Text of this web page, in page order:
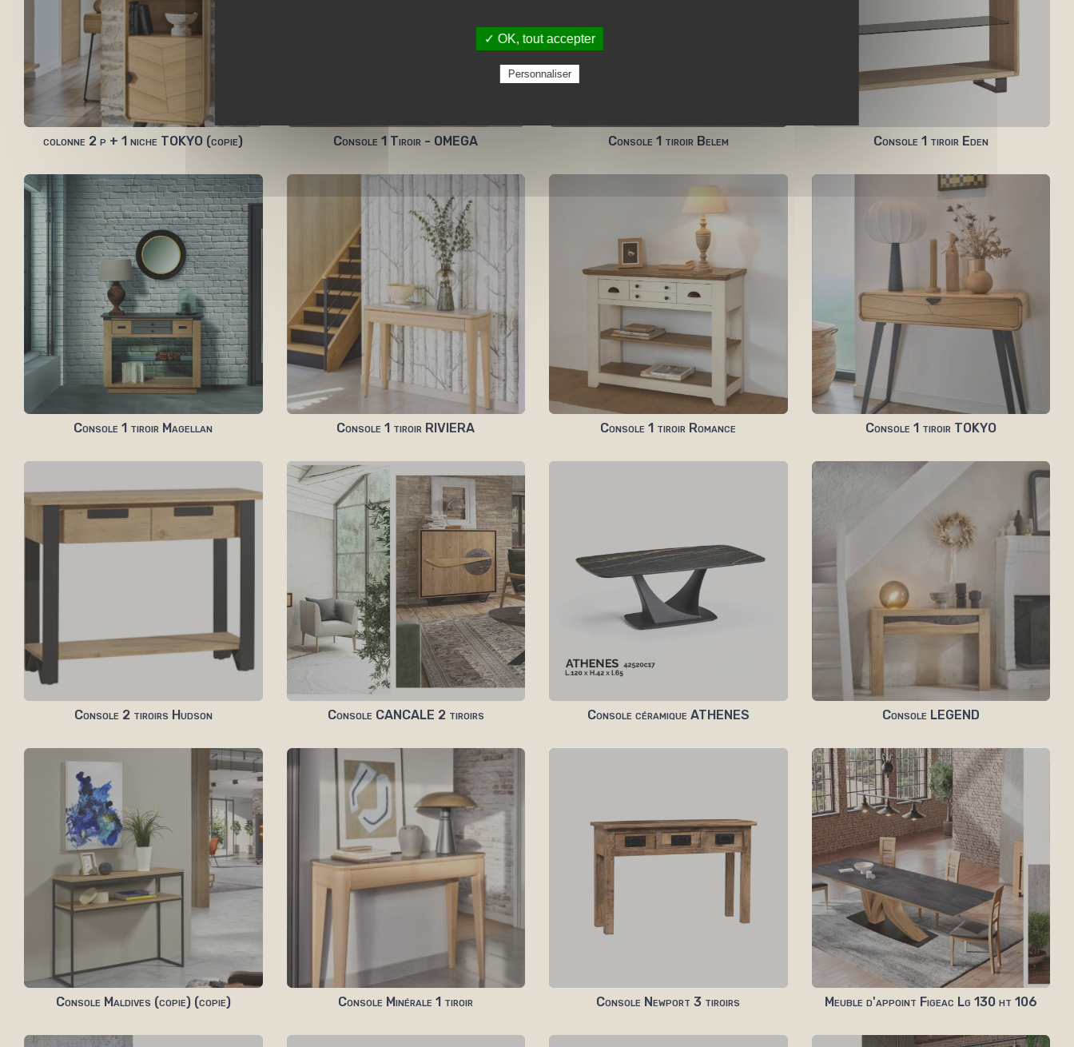
colonne 2 p + 1 niche TOKYO (copie) Console 1 Tiroir - OMEGA Console 1 tiroir Belem Console 1 tiroir Eden
Console 1 tiroir Magellan Console 1 tiroir RIVIERA Console 1 tiroir Romance Console 1 tiroir TOKYO
Console 2 tiroirs Hudson Console CANCALE 2 tiroirs Console céramique ATHENES Console LEGEND
Console Maldives (copie) (copie) Console Minérale 1 tiroir Console Newport 3 tiroirs Meuble d'appoint Figeac Lg 130 ht 106
✓ OK, tout accepter
Personnaliser